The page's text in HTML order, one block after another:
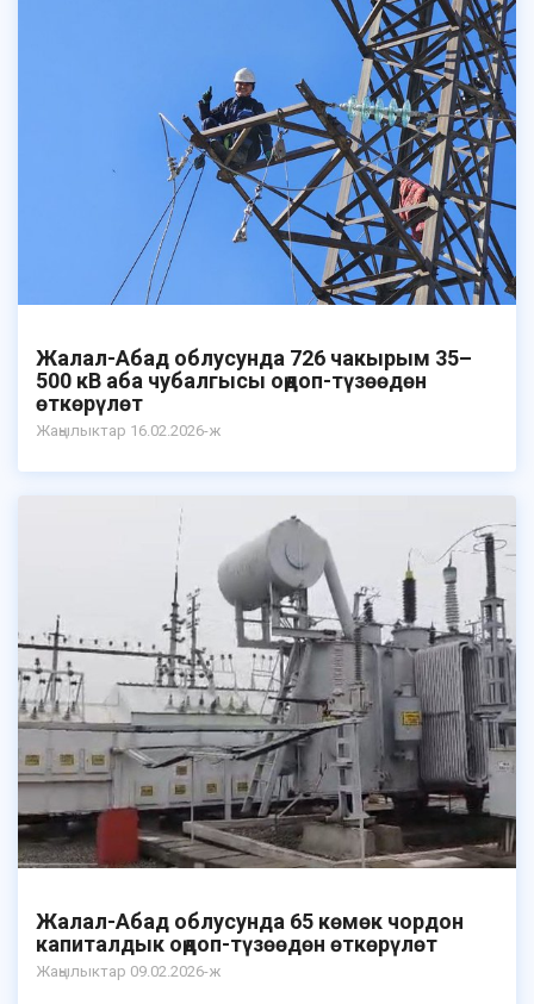
Жалал-Абад облусунда 726 чакырым 35–
500 кВ аба чубалгысы оңдоп-түзөөдөн
өткөрүлөт
Жаңылыктар 16.02.2026-ж
Жалал-Абад облусунда 65 көмөк чордон
капиталдык оңдоп-түзөөдөн өткөрүлөт
Жаңылыктар 09.02.2026-ж